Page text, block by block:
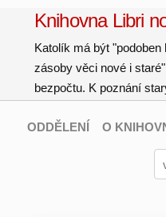
Knihovna Libri
Katolík má být
zásoby věci nové i
bezpočtu. K poznání
ODDĚLENÍ O